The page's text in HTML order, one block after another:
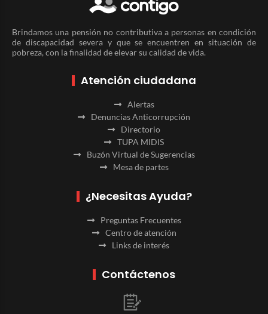
Brindamos una pensión no contributiva a personas en condición
de discapacidad severa y que se encuentren en situación de
pobreza, con la finalidad de elevar su calidad de vida.
Atención ciudadana
Alertas
Denuncias Anticorrupción
Directorio
TUPA MIDIS
Buzón Virtual de Sugerencias
Mesa de partes
¿Necesitas Ayuda?
Preguntas Frecuentes
Centro de atención
Links de interés
Contáctenos